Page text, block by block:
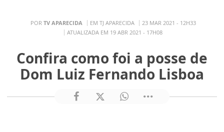
POR TV APARECIDA EM TJ APARECIDA
23 MAR 2021 - 12H33
ATUALIZADA EM 19 ABR 2021 - 17H08
Confira como foi a posse de
Dom Luiz Fernando Lisboa